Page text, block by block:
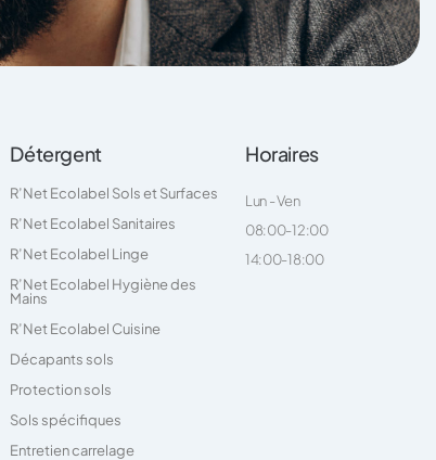
Détergent
R’Net Ecolabel Sols et Surfaces
R’Net Ecolabel Sanitaires
R’Net Ecolabel Linge
R’Net Ecolabel Hygiène des
Mains
R’Net Ecolabel Cuisine
Décapants sols
Protection sols
Sols spécifiques
Entretien carrelage
Horaires
Lun - Ven
08:00-12:00
14:00-18:00